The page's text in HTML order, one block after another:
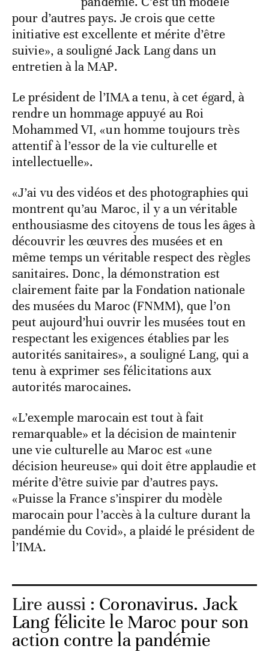
pour d’autres pays. Je crois que cette
initiative est excellente et mérite d’être
suivie», a souligné Jack Lang dans un
entretien à la MAP.
Le président de l’IMA a tenu, à cet égard, à
rendre un hommage appuyé au Roi
Mohammed VI, «un homme toujours très
attentif à l’essor de la vie culturelle et
intellectuelle».
«J’ai vu des vidéos et des photographies qui
montrent qu’au Maroc, il y a un véritable
enthousiasme des citoyens de tous les âges à
découvrir les œuvres des musées et en
même temps un véritable respect des règles
sanitaires. Donc, la démonstration est
clairement faite par la Fondation nationale
des musées du Maroc (FNMM), que l’on
peut aujourd’hui ouvrir les musées tout en
respectant les exigences établies par les
autorités sanitaires», a souligné Lang, qui a
tenu à exprimer ses félicitations aux
autorités marocaines.
«L’exemple marocain est tout à fait
remarquable» et la décision de maintenir
une vie culturelle au Maroc est «une
décision heureuse» qui doit être applaudie et
mérite d’être suivie par d’autres pays.
«Puisse la France s’inspirer du modèle
marocain pour l’accès à la culture durant la
pandémie du Covid», a plaidé le président de
l’IMA.
Lire aussi : Coronavirus. Jack
Lang félicite le Maroc pour son
action contre la pandémie